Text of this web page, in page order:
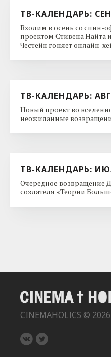
ТВ-КАЛЕНДАРЬ:
Входим в осень со
проектом Стивена Найта
Честейн гоняет онлайн-
ТВ-КАЛЕНДАРЬ:
Новый проект во
неожиданные
ТВ-КАЛЕНДАРЬ:
Очередное возвращение
создателя «Теории
CINEMAHOLICS © 2026